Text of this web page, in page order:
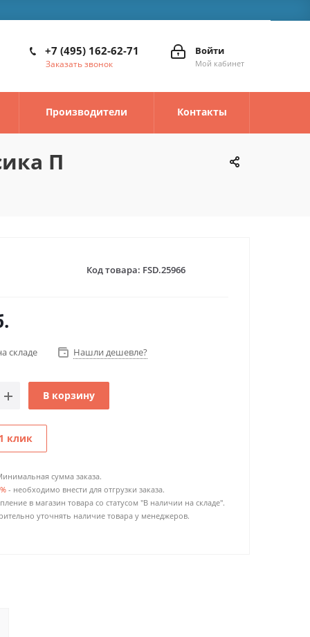
Войти
Мой кабинет
+7 (495) 162-62-71
Заказать звонок
Производители Контакты
П
Код товара: FSD.25966
складе Нашли дешевле?
В корзину
клик
сумма заказа.
- необходимо внести для отгрузки заказа.
в магазин товара со статусом "В наличии на складе".
уточнять наличие товара у менеджеров.